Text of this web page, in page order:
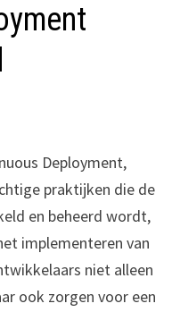
Deployment,
praktijken die de
en beheerd wordt,
implementeren van
niet alleen
ook zorgen voor een